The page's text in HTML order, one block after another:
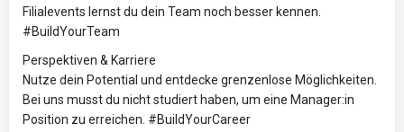
Filialevents lernst du dein Team noch besser kennen.
#BuildYourTeam
Perspektiven & Karriere
Nutze dein Potential und entdecke grenzenlose Möglichkeiten.
Bei uns musst du nicht studiert haben, um eine Manager:in
Position zu erreichen. #BuildYourCareer